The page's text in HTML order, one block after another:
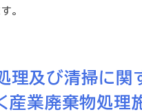
。
理及び清掃に関
産業廃棄物処理